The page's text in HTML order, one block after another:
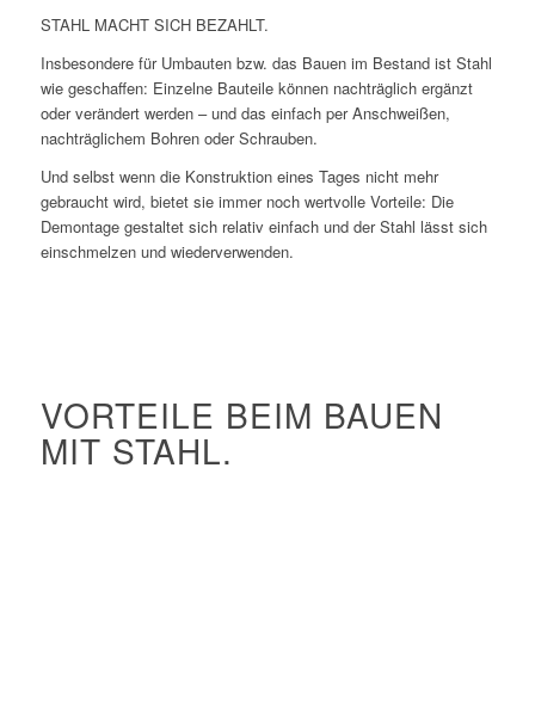
STAHL MACHT SICH BEZAHLT.
Insbesondere für Umbauten bzw. das Bauen im Bestand ist Stahl
wie geschaffen: Einzelne Bauteile können nachträglich ergänzt
oder verändert werden – und das einfach per Anschweißen,
nachträglichem Bohren oder Schrauben.
Und selbst wenn die Konstruktion eines Tages nicht mehr
gebraucht wird, bietet sie immer noch wertvolle Vorteile: Die
Demontage gestaltet sich relativ einfach und der Stahl lässt sich
einschmelzen und wiederverwenden.
VORTEILE BEIM BAUEN
MIT STAHL.